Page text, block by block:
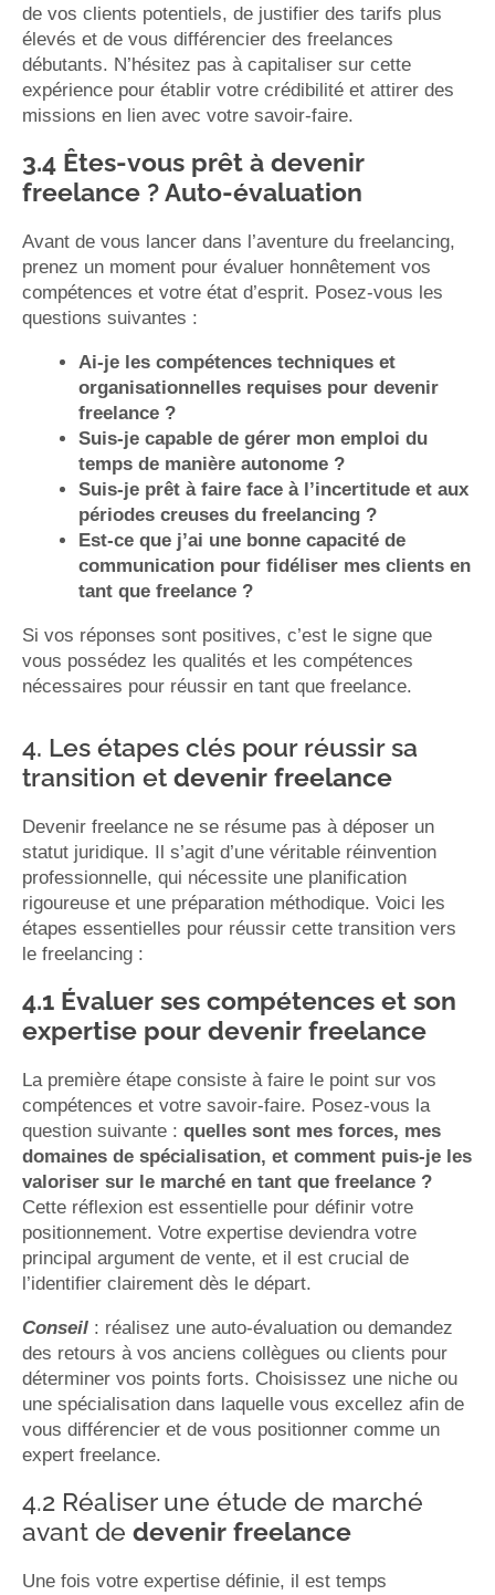
de vos clients potentiels, de justifier des tarifs plus
élevés et de vous différencier des freelances
débutants. N’hésitez pas à capitaliser sur cette
expérience pour établir votre crédibilité et attirer des
missions en lien avec votre savoir-faire.
3.4 Êtes-vous prêt à devenir
freelance ? Auto-évaluation
Avant de vous lancer dans l’aventure du freelancing,
prenez un moment pour évaluer honnêtement vos
compétences et votre état d’esprit. Posez-vous les
questions suivantes :
Ai-je les compétences techniques et
organisationnelles requises pour devenir
freelance ?
Suis-je capable de gérer mon emploi du
temps de manière autonome ?
Suis-je prêt à faire face à l’incertitude et aux
périodes creuses du freelancing ?
Est-ce que j’ai une bonne capacité de
communication pour fidéliser mes clients en
tant que freelance ?
Si vos réponses sont positives, c’est le signe que
vous possédez les qualités et les compétences
nécessaires pour réussir en tant que freelance.
4. Les étapes clés pour réussir sa
transition et devenir freelance
Devenir freelance ne se résume pas à déposer un
statut juridique. Il s’agit d’une véritable réinvention
professionnelle, qui nécessite une planification
rigoureuse et une préparation méthodique. Voici les
étapes essentielles pour réussir cette transition vers
le freelancing :
4.1 Évaluer ses compétences et son
expertise pour devenir freelance
La première étape consiste à faire le point sur vos
compétences et votre savoir-faire. Posez-vous la
question suivante : quelles sont mes forces, mes
domaines de spécialisation, et comment puis-je les
valoriser sur le marché en tant que freelance ?
Cette réflexion est essentielle pour définir votre
positionnement. Votre expertise deviendra votre
principal argument de vente, et il est crucial de
l’identifier clairement dès le départ.
Conseil : réalisez une auto-évaluation ou demandez
des retours à vos anciens collègues ou clients pour
déterminer vos points forts. Choisissez une niche ou
une spécialisation dans laquelle vous excellez afin de
vous différencier et de vous positionner comme un
expert freelance.
4.2 Réaliser une étude de marché
avant de devenir freelance
Une fois votre expertise définie, il est temps